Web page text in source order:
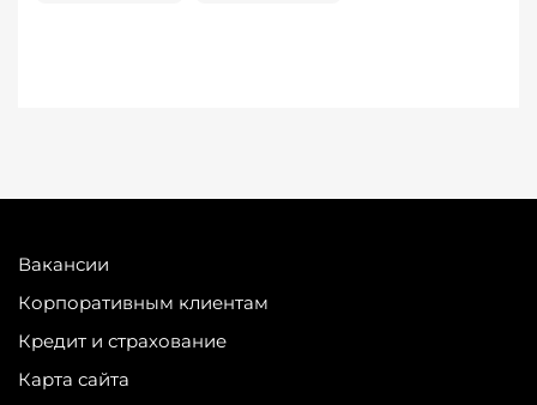
Вакансии
Корпоративным клиентам
Кредит и страхование
Карта сайта